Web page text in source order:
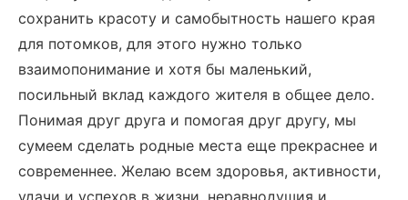
сохранить красоту и самобытность нашего края
для потомков, для этого нужно только
взаимопонимание и хотя бы маленький,
посильный вклад каждого жителя в общее дело.
Понимая друг друга и помогая друг другу, мы
сумеем сделать родные места еще прекраснее и
современнее. Желаю всем здоровья, активности,
удачи и успехов в жизни, неравнодушия и